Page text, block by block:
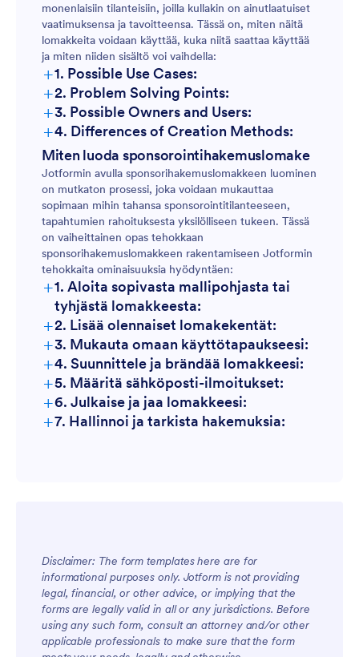
monenlaisiin tilanteisiin, joilla kullakin on ainutlaatuiset
vaatimuksensa ja tavoitteensa. Tässä on, miten näitä
lomakkeita voidaan käyttää, kuka niitä saattaa käyttää
ja miten niiden sisältö voi vaihdella:
+1. Possible Use Cases:
+2. Problem Solving Points:
+3. Possible Owners and Users:
+4. Differences of Creation Methods:
Tapahtumasponsorointilomakkeet:
Voittoa tavoittelemattomien järjestöjen
sponsorointilomakkeet:
Opiskelija-/Urheilijasponsorointilomakkeet:
Miten luoda sponsorointihakemuslomake
Jotformin avulla sponsorihakemuslomakkeen luominen
on mutkaton prosessi, joka voidaan mukauttaa
sopimaan mihin tahansa sponsorointitilanteeseen,
tapahtumien rahoituksesta yksilölliseen tukeen. Tässä
on vaiheittainen opas tehokkaan
sponsorihakemuslomakkeen rakentamiseen Jotformin
tehokkaita ominaisuuksia hyödyntäen:
+1. Aloita sopivasta mallipohjasta tai
tyhjästä lomakkeesta:
+2. Lisää olennaiset lomakekentät:
+3. Mukauta omaan käyttötapaukseesi:
+4. Suunnittele ja brändää lomakkeesi:
+5. Määritä sähköposti-ilmoitukset:
+6. Julkaise ja jaa lomakkeesi:
+7. Hallinnoi ja tarkista hakemuksia:
Disclaimer: The form templates here are for
informational purposes only. Jotform is not providing
legal, financial, or other advice, or implying that the
forms are legally valid in all or any jurisdictions. Before
using any such form, consult an attorney and/or other
applicable professionals to make sure that the form